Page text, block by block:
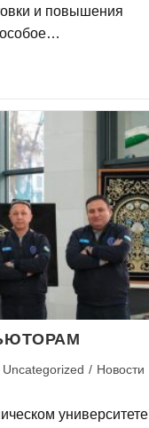
и повышения
Uncategorized / Новости
университете